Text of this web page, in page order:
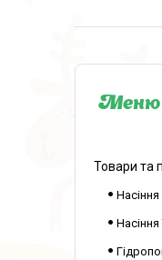
Товари та
Насіння